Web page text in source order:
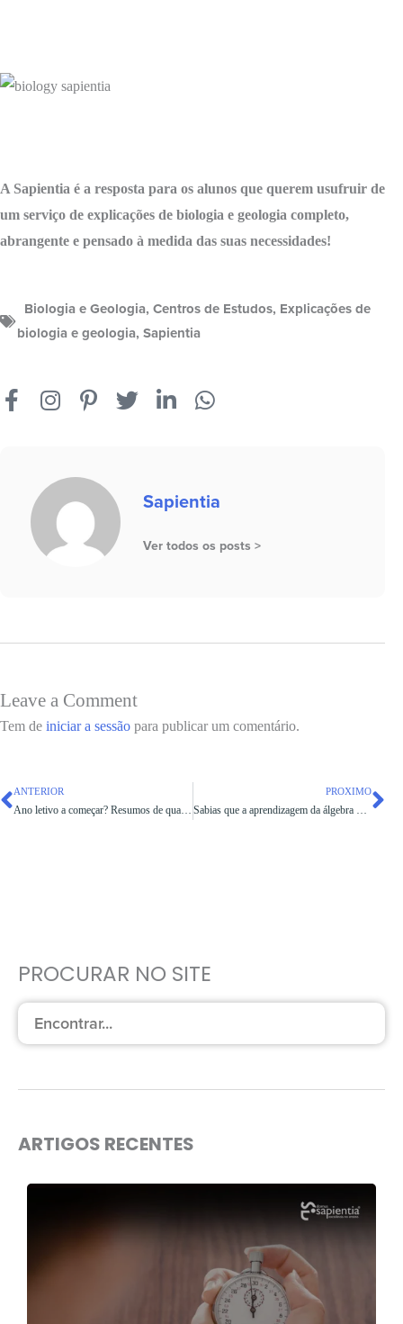
A Sapientia é a resposta para os alunos que querem usufruir de
um serviço de explicações de biologia e geologia completo,
abrangente e pensado à medida das suas necessidades!
Biologia e Geologia, Centros de Estudos, Explicações de
biologia e geologia, Sapientia
Sapientia
Ver todos os posts >
Leave a Comment
Tem de iniciar a sessão para publicar um comentário.
ANTERIOR PROXIMO
PROCURAR NO SITE
ARTIGOS RECENTES